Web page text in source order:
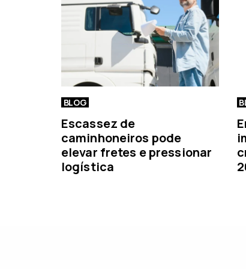
BLOG
Escassez de
caminhoneiros pode
elevar fretes e pressionar
logística